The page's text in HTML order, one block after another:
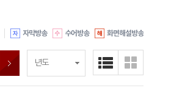
자막방송 수어방송 화면해설방송